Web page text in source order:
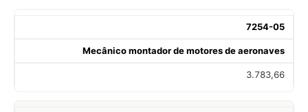
7254-05
Mecânico montador de motores de aeronaves
3.783,66